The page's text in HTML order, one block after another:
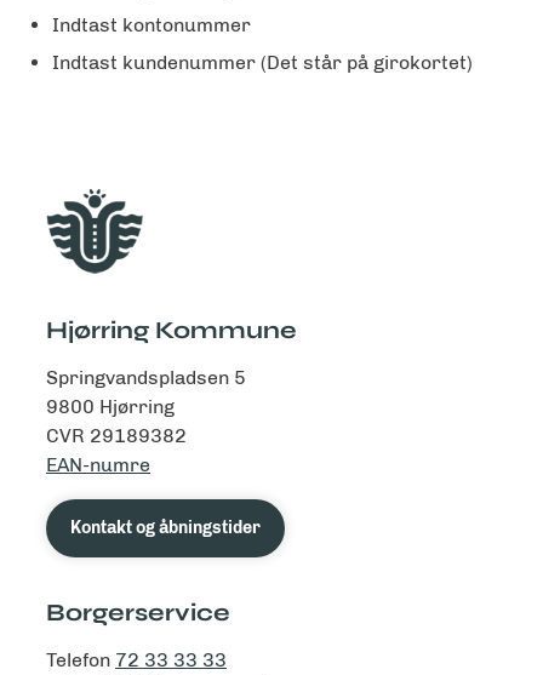
Indtast kontonummer
Indtast kundenummer (Det står på girokortet)
Hjørring Kommune
Springvandspladsen 5
9800 Hjørring
CVR 29189382
EAN-numre
Kontakt og åbningstider
Borgerservice
Telefon 72 33 33 33